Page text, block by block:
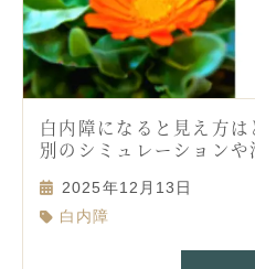
白内障になると見え方
別のシミュレーション
2025年12月13日
白内障